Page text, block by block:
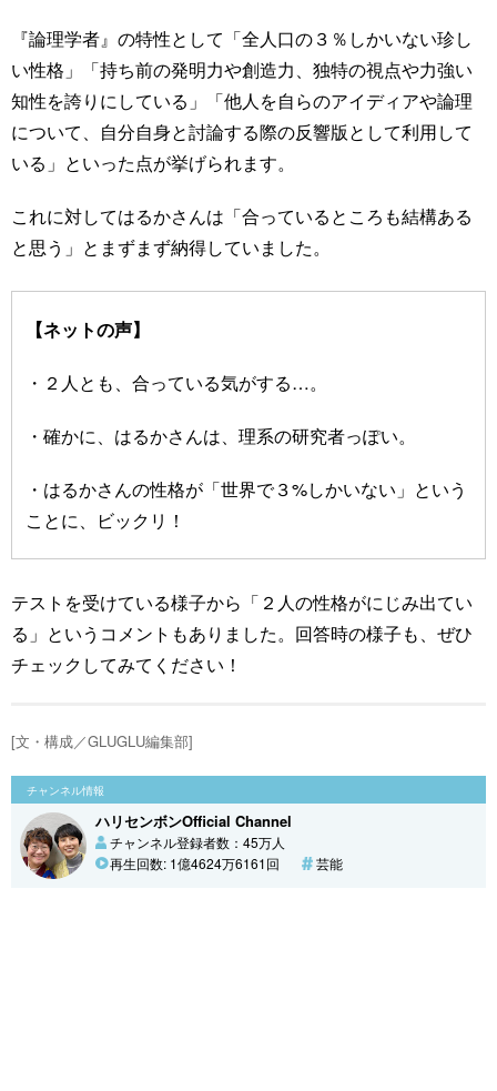
『論理学者』の特性として「全人口の３％しかいない珍し
い性格」「持ち前の発明力や創造力、独特の視点や力強い
知性を誇りにしている」「他人を自らのアイディアや論理
について、自分自身と討論する際の反響版として利用して
いる」といった点が挙げられます。
これに対してはるかさんは「合っているところも結構ある
と思う」とまずまず納得していました。
【ネットの声】
・２人とも、合っている気がする…。
・確かに、はるかさんは、理系の研究者っぽい。
・はるかさんの性格が「世界で３%しかいない」という
ことに、ビックリ！
テストを受けている様子から「２人の性格がにじみ出てい
る」というコメントもありました。回答時の様子も、ぜひ
チェックしてみてください！
[文・構成／GLUGLU編集部]
チャンネル情報
ハリセンボンOfficial Channel
チャンネル登録者数：45万人
再生回数: 1億4624万6161回
芸能